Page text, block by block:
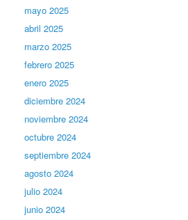
mayo 2025
abril 2025
marzo 2025
febrero 2025
enero 2025
diciembre 2024
noviembre 2024
octubre 2024
septiembre 2024
agosto 2024
julio 2024
junio 2024